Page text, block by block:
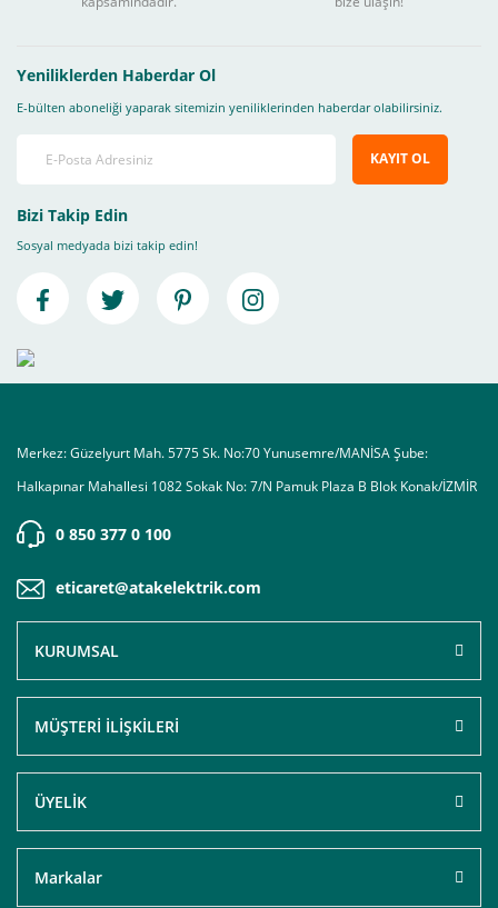
Yeniliklerden Haberdar Ol
E-bülten aboneliği yaparak sitemizin yeniliklerinden haberdar olabilirsiniz.
KAYIT OL
Bizi Takip Edin
Sosyal medyada bizi takip edin!
Merkez: Güzelyurt Mah. 5775 Sk. No:70 Yunusemre/MANİSA Şube:
Halkapınar Mahallesi 1082 Sokak No: 7/N Pamuk Plaza B Blok Konak/İZMİR
0 850 377 0 100
eticaret@atakelektrik.com
KURUMSAL
MÜŞTERİ İLİŞKİLERİ
ÜYELİK
Markalar